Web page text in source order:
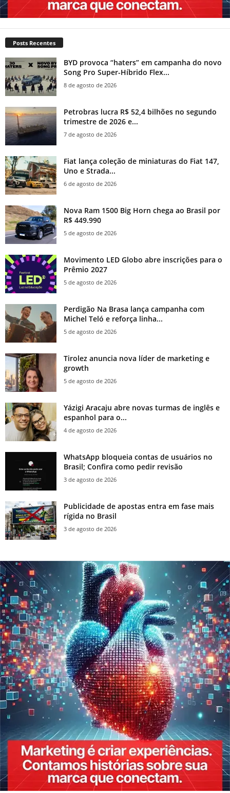
Posts Recentes
BYD provoca “haters” em campanha do novo
Song Pro Super-Híbrido Flex...
8 de agosto de 2026
Petrobras lucra R$ 52,4 bilhões no segundo
trimestre de 2026 e...
7 de agosto de 2026
Fiat lança coleção de miniaturas do Fiat 147,
Uno e Strada...
6 de agosto de 2026
Nova Ram 1500 Big Horn chega ao Brasil por
R$ 449.990
5 de agosto de 2026
Movimento LED Globo abre inscrições para o
Prêmio 2027
5 de agosto de 2026
Perdigão Na Brasa lança campanha com
Michel Teló e reforça linha...
5 de agosto de 2026
Tirolez anuncia nova líder de marketing e
growth
5 de agosto de 2026
Yázigi Aracaju abre novas turmas de inglês e
espanhol para o...
4 de agosto de 2026
WhatsApp bloqueia contas de usuários no
Brasil; Confira como pedir revisão
3 de agosto de 2026
Publicidade de apostas entra em fase mais
rígida no Brasil
3 de agosto de 2026